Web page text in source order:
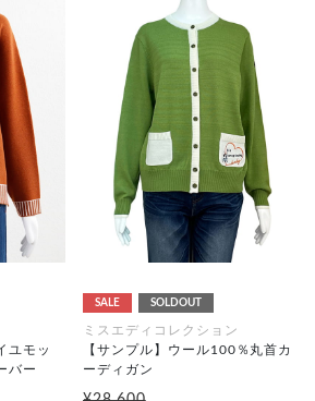
ユモッ
バー
SALE SOLDOUT
ミスエディコレクション
【サンプル】ウール100％丸首カ
ーディガン